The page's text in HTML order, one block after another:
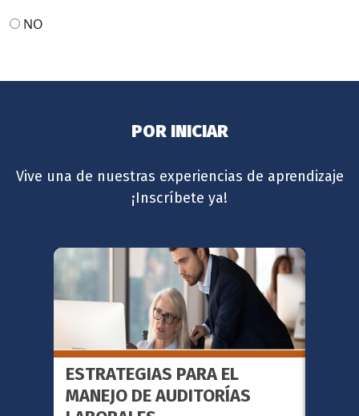
NO
POR INICIAR
Vive una de nuestras experiencias de aprendizaje
¡Inscríbete ya!
ESTRATEGIAS PARA EL
MANEJO DE AUDITORÍAS